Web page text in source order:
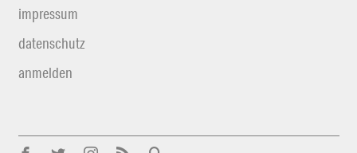
impressum
datenschutz
anmelden